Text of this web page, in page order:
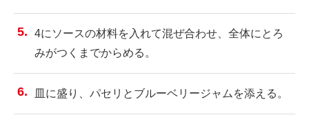
4にソースの材料を入れて混ぜ合わせ、全体にとろ
みがつくまでからめる。
皿に盛り、パセリとブルーベリージャムを添える。